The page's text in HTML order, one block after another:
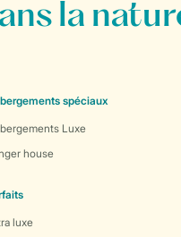
la
spéciaux
Luxe
house
luxe